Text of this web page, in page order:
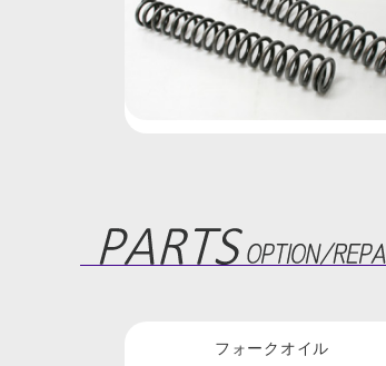
フォークオイル